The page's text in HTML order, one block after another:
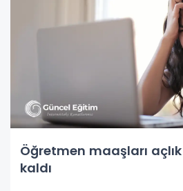
Öğretmen maaşları açlık
kaldı